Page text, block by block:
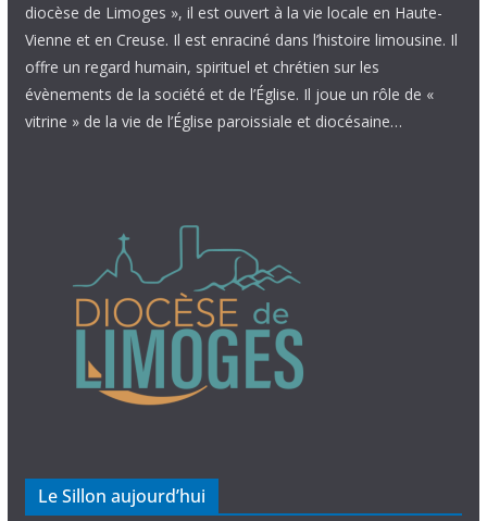
diocèse de Limoges », il est ouvert à la vie locale en Haute-
Vienne et en Creuse. Il est enraciné dans l’histoire limousine. Il
offre un regard humain, spirituel et chrétien sur les
évènements de la société et de l’Église. Il joue un rôle de «
vitrine » de la vie de l’Église paroissiale et diocésaine…
Le Sillon aujourd’hui